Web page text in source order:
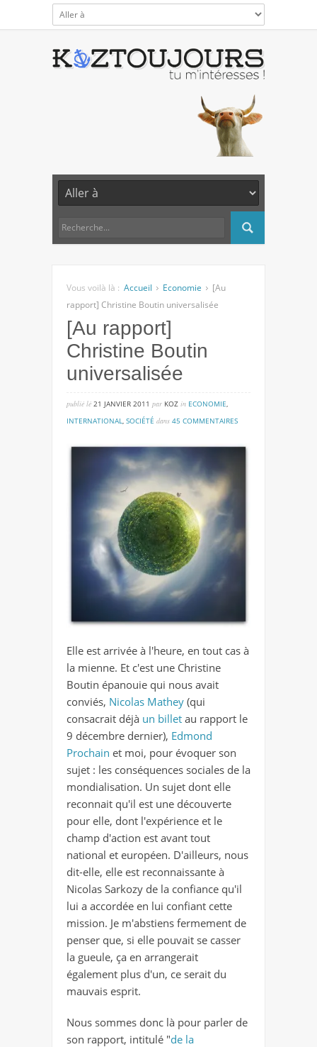
Vous voilà là : Accueil Economie
[Au
rapport] Christine Boutin universalisée
[Au rapport]
Christine Boutin
universalisée
publié lé 21 JANVIER 2011 par KOZ in ECONOMIE
INTERNATIONAL SOCIÉTÉ dans 45 COMMENTAIRESsur
Elle est arrivée à l'heure, en tout cas à
la mienne. Et c'est une Christine
Boutin épanouie qui nous avait
conviés, Nicolas Mathey (qui
consacrait déjà un billet au rapport le
9 décembre dernier), Edmond
Prochain et moi, pour évoquer son
sujet : les conséquences sociales de la
mondialisation. Un sujet dont elle
reconnait qu'il est une découverte
pour elle, dont l'expérience et le
champ d'action est avant tout
national et européen. D'ailleurs, nous
dit-elle, elle est reconnaissante à
Nicolas Sarkozy de la confiance qu'il
lui a accordée en lui confiant cette
mission. Je m'abstiens fermement de
penser que, si elle pouvait se casser
la gueule, ça en arrangerait
également plus d'un, ce serait du
mauvais esprit.
Nous sommes donc là pour parler de
son rapport, intitulé "de la